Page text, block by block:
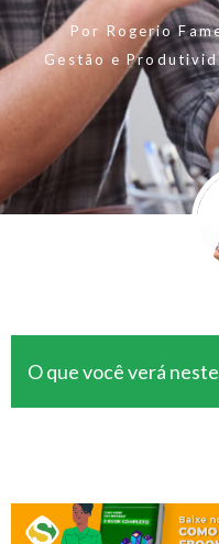
Por Rogerio
Gestão e
O que você verá